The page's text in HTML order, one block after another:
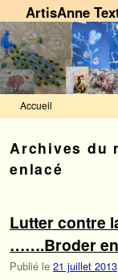
ArtisAnne
Accueil
Archives du
enlacé
Lutter contre
…….Broder
Publié le 21 juillet 2013